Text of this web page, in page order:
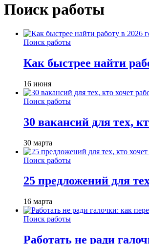
Поиск работы
Поиск работы
Как быстрее найти
16 июня
Поиск работы
30 вакансий для тех,
30 марта
Поиск работы
25 предложений для
16 марта
Поиск работы
Работать не ради